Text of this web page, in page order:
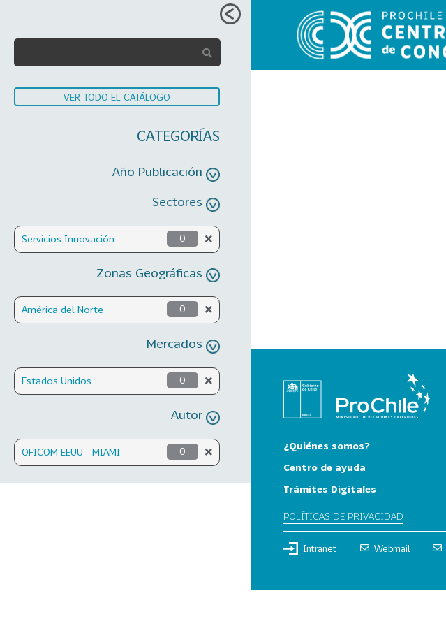
VER TODO EL CATÁLOGO
CATEGORÍAS
Año Publicación
Sectores
Servicios Innovación 0
Zonas Geográficas
América del Norte 0
Mercados
Estados Unidos 0
Autor
OFICOM EEUU - MIAMI 0
¿Quiénes somos?
Centro de ayuda
Trámites Digitales
POLÍTICAS DE PRIVACIDAD
Intranet Webmail